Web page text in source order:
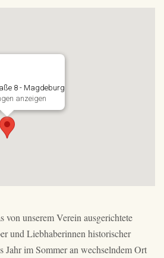
8 - Magdeburg
anzeigen
von unserem Verein ausgerichtete
und Liebhaberinnen historischer
Jahr im Sommer an wechselndem Ort